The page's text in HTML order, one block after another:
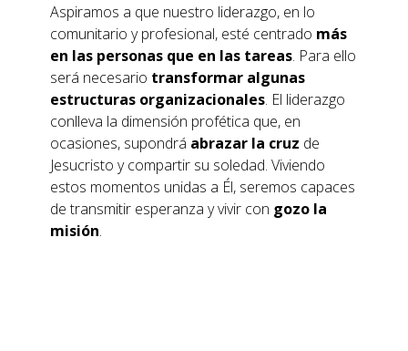
Aspiramos a que nuestro liderazgo, en lo
comunitario y profesional, esté centrado más
en las personas que en las tareas. Para ello
será necesario transformar algunas
estructuras organizacionales. El liderazgo
conlleva la dimensión profética que, en
ocasiones, supondrá abrazar la cruz de
Jesucristo y compartir su soledad. Viviendo
estos momentos unidas a Él, seremos capaces
de transmitir esperanza y vivir con gozo la
misión.